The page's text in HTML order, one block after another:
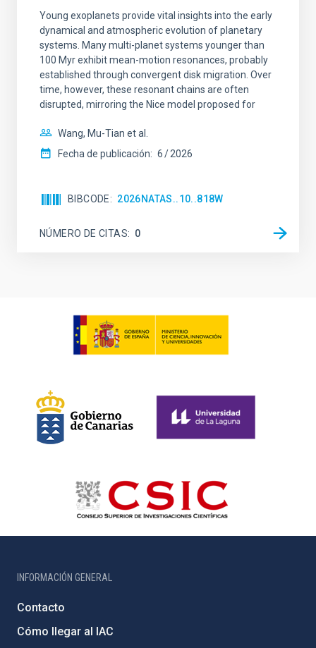
Young exoplanets provide vital insights into the early
dynamical and atmospheric evolution of planetary
systems. Many multi-planet systems younger than
100 Myr exhibit mean-motion resonances, probably
established through convergent disk migration. Over
time, however, these resonant chains are often
disrupted, mirroring the Nice model proposed for
Wang, Mu-Tian et al.
Fecha de publicación: 6 2026
BIBCODE 2026NATAS..10..818W
NÚMERO DE CITAS 0
INFORMACIÓN GENERAL
Contacto
Cómo llegar al IAC